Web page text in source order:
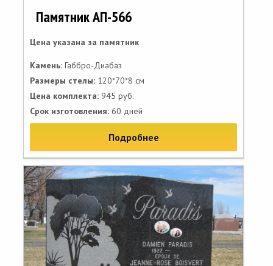
Памятник АП-566
Цена указана за памятник
Камень: Габбро-Диабаз
Размеры стелы: 120*70*8 см
Цена комплекта: 945 руб.
Срок изготовления: 60 дней
Подробнее